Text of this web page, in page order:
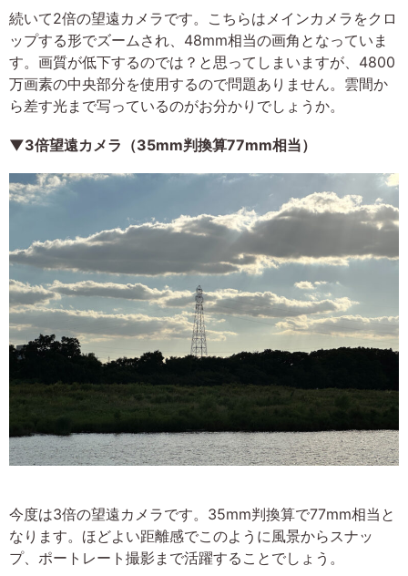
続いて2倍の望遠カメラです。こちらはメインカメラをクロ
ップする形でズームされ、48mm相当の画角となっていま
す。画質が低下するのでは？と思ってしまいますが、4800
万画素の中央部分を使用するので問題ありません。雲間か
ら差す光まで写っているのがお分かりでしょうか。
▼3倍望遠カメラ（35mm判換算77mm相当）
今度は3倍の望遠カメラです。35mm判換算で77mm相当と
なります。ほどよい距離感でこのように風景からスナッ
プ、ポートレート撮影まで活躍することでしょう。